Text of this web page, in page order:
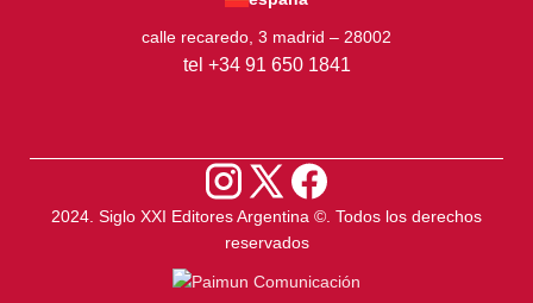
calle recaredo, 3 madrid – 28002
tel +34 91 650 1841
2024. Siglo XXI Editores Argentina ©️. Todos los derechos
reservados